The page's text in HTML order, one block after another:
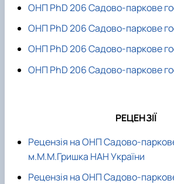
ОНП PhD 206 Садово-паркове
ОНП PhD 206 Садово-паркове
ОНП PhD 206 Садово-паркове
ОНП PhD 206 Садово-паркове
РЕЦЕНЗІЇ
Рецензія на ОНП Садово-
м.М.М.Гришка НАН України
Рецензія на ОНП Садово-